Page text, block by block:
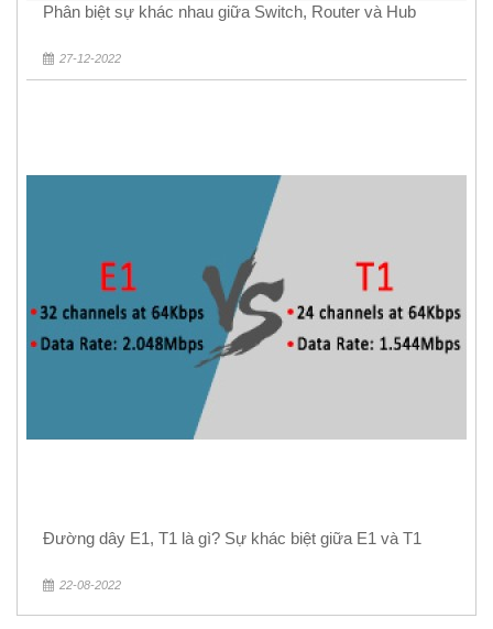
Phân biệt sự khác nhau giữa Switch, Router và Hub
27-12-2022
Đường dây E1, T1 là gì? Sự khác biệt giữa E1 và T1
22-08-2022